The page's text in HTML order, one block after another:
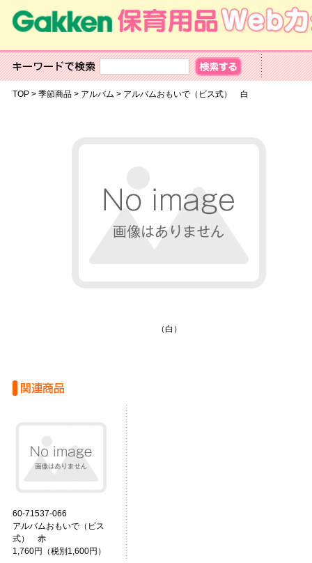
TOP> 季節商品> アルバム > アルバムおもいで（ビス式） 白
（白）
60-71537-066
アルバムおもいで（ビス
式） 赤
1,760円（税別1,600円）